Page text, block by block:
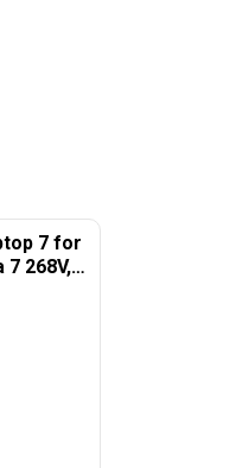
7 for
7 268V,